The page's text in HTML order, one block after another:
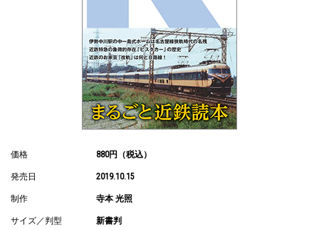
価格 880円（税込）
発売日 2019.10.15
制作 寺本 光照
サイズ／判型 新書判